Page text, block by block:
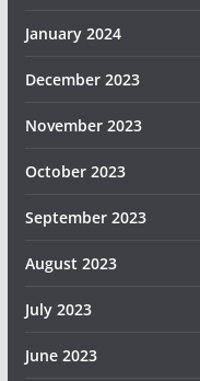
January 2024
December 2023
November 2023
October 2023
September 2023
August 2023
July 2023
June 2023